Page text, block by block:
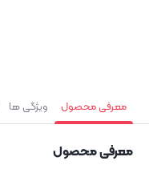
معرفی محصول ویژگی ها
معرفی محصول